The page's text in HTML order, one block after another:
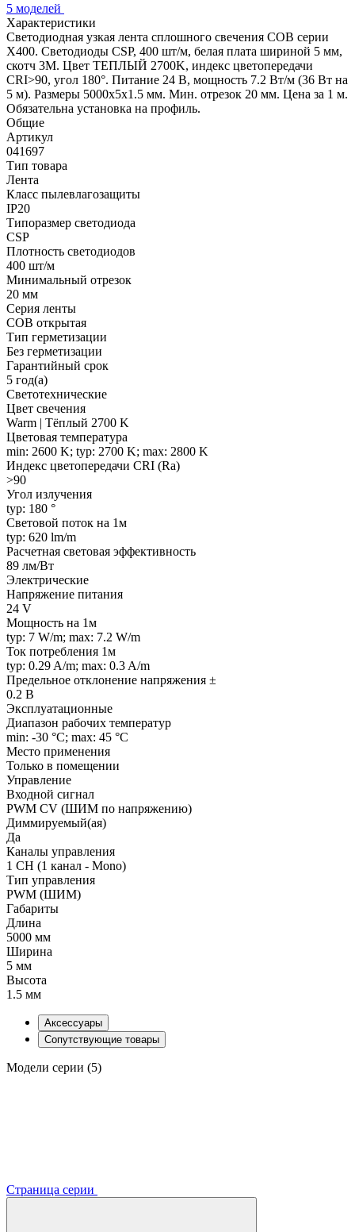
5 моделей
Характеристики
Светодиодная узкая лента сплошного свечения COB серии
X400. Светодиоды CSP, 400 шт/м, белая плата шириной 5 мм,
скотч 3M. Цвет ТЕПЛЫЙ 2700K, индекс цветопередачи
CRI>90, угол 180°. Питание 24 В, мощность 7.2 Вт/м (36 Вт на
5 м). Размеры 5000х5х1.5 мм. Мин. отрезок 20 мм. Цена за 1 м.
Обязательна установка на профиль.
Общие
Артикул
041697
Тип товара
Лента
Класс пылевлагозащиты
IP20
Типоразмер светодиода
CSP
Плотность светодиодов
400 шт/м
Минимальный отрезок
20 мм
Серия ленты
COB открытая
Тип герметизации
Без герметизации
Гарантийный срок
5 год(а)
Светотехнические
Цвет свечения
Warm | Тёплый 2700 K
Цветовая температура
min: 2600 K; typ: 2700 K; max: 2800 K
Индекс цветопередачи CRI (Ra)
>90
Угол излучения
typ: 180 °
Световой поток на 1м
typ: 620 lm/m
Расчетная световая эффективность
89 лм/Вт
Электрические
Напряжение питания
24 V
Мощность на 1м
typ: 7 W/m; max: 7.2 W/m
Ток потребления 1м
typ: 0.29 A/m; max: 0.3 A/m
Предельное отклонение напряжения ±
0.2 В
Эксплуатационные
Диапазон рабочих температур
min: -30 °C; max: 45 °C
Место применения
Только в помещении
Управление
Входной сигнал
PWM СV (ШИМ по напряжению)
Диммируемый(ая)
Да
Каналы управления
1 CH (1 канал - Mono)
Тип управления
PWM (ШИМ)
Габариты
Длина
5000 мм
Ширина
5 мм
Высота
1.5 мм
Аксессуары
Сопутствующие товары
Модели серии (5)
Страница серии